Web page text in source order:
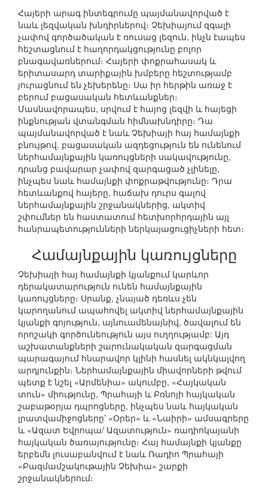
Հայերի արագ ինտեգրումը պայմանավորված է
նաև լեզվական խնդիրներով։ Չեխիայում զգալի
չափով գործածական է ռուսաց լեզուն, ինչն էապես
հեշտացնում է հաղորդակցությունը բոլոր
բնագավառներում։ Հայերի փոքրահասակ և
երիտասարդ տարիքային խմբերը հեշտությամբ
յուրացնում են չեխերենը։ Սա իր հերթին առաջ է
բերում բացասական հետևանքներ։
Մասնավորապես, սրվում է հայոց լեզվի և հայեցի
ինքնության վտանգման հիմնախնդիրը։ Դա
պայմանավորված է նաև Չեխիայի հայ համայնքի
բնույթով. բացասական ազդեցություն են ունենում
ներհամայնքային կառույցների սակավությունը,
դրանց բավարար չափով զարգացած չլինելը,
ինչպես նաև համայնքի փոքրաթվությունը։ Դրա
հետևանքով հայերը, հաճախ դուրս գալով
ներհամայնքային շրջանակներից, ակտիվ
շփումներ են հաստատում հետխորհրդային այլ
հանրապետությունների ներկայացուցիչների հետ։
Համայնքային կառույցները
Չեխիայի հայ համայնքի կյանքում կարևոր
դերակատարություն ունեն համայնքային
կառույցները։ Սրանք, չնայած դեռևս չեն
կարողանում ապահովել ակտիվ ներհամայնքային
կյանքի գոյություն, այնուամենայնիվ, ծավալում են
որոշակի գործունեություն այս ուղղությամբ: Այդ
աշխատանքների շարունակական զարգացման
պարագայում հնարավոր կլինի հասնել ակնկալվող
արդյունքին։ Ներհամայնքային միավորների թվում
պետք է նշել «Արմենիա» ակումբը, «Հայկական
տուն» միությունը, Պրահայի և Բռնոյի հայկական
շաբաթօրյա դպրոցները, ինչպես նաև հայկական
լրատվամիջոցները՝ «Օրեր» և «Նաիրի» ամսագրերը
և «Ազատ Եվրոպա/ Ազատություն» ռադիոկայանի
հայկական ծառայությունը։ Հայ համայնքի կյանքը
երբեմն լուսաբանվում է նաև Ռադիո Պրահայի
«Բազմամշակութային Չեխիա» շարքի
շրջանակներում։